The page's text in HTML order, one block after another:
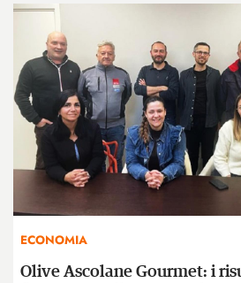
ECONOMIA
Olive Ascolane Gourmet: i